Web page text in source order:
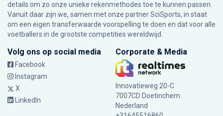
details om zo onze unieke rekenmethodes toe te kunnen passen.
Vanuit daar zijn we, samen met onze partner SciSports, in staat
om een eigen transferwaarde voorspelling te doen en dat voor alle
voetballers in de grootste competities wereldwijd.
Volg ons op social media
Facebook
Instagram
X
LinkedIn
Corporate & Media
Innovatieweg 20-C
7007CD Doetinchem
Nederland